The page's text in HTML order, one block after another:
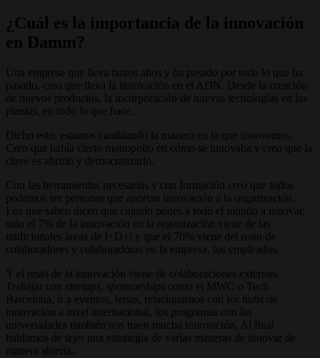
¿Cuál es la importancia de la innovación
en Damm?
Una empresa que lleva tantos años y ha pasado por todo lo que ha
pasado, creo que lleva la innovación en el ADN. Desde la creación
de nuevos productos, la incorporación de nuevas tecnologías en las
plantas, en todo lo que hace.
Dicho esto, estamos cambiando la manera en la que innovamos.
Creo que había cierto monopolio en cómo se innovaba y creo que la
clave es abrirlo y democratizarlo.
Con las herramientas necesarias y con formación creo que todos
podemos ser personas que aportan innovación a la organización.
Los que saben dicen que cuando pones a todo el mundo a innovar,
solo el 7% de la innovación en la organización viene de las
tradicionales áreas de I+D+i y que el 70% viene del resto de
colaboradores y colaboradoras en la empresa, los empleados.
Y el resto de la innovación viene de colaboraciones externas.
Trabajar con
startups sponsorships como el MWC o Tech
Barcelona, ir a eventos, ferias, relacionarnos con los hubs de
innovación a nivel internacional, los programas con las
universidades también nos traen mucha innovación. Al final
hablamos de tejer una estrategia de varias maneras de innovar de
manera abierta.